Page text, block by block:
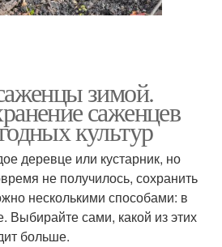
зимой.
саженцев
культур
деревце или кустарник, но
не получилось, сохранить
несколькими способами: в
Выбирайте сами, какой из этих
больше.